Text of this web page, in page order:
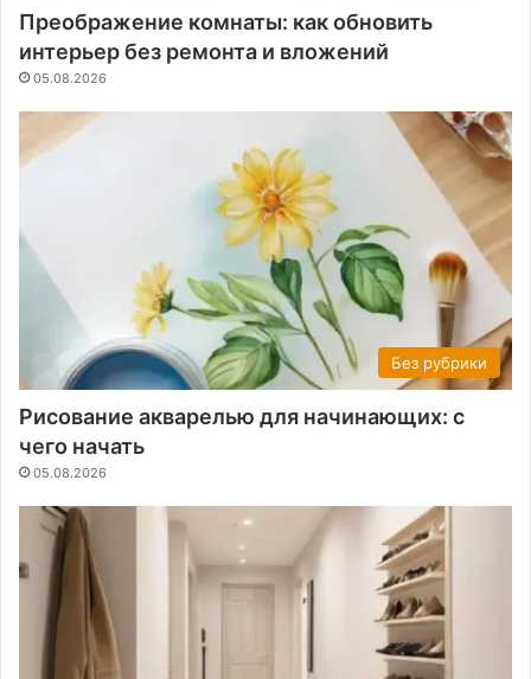
Преображение комнаты: как обновить
интерьер без ремонта и вложений
05.08.2026
Без рубрики
Рисование акварелью для начинающих: с
чего начать
05.08.2026